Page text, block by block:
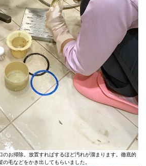
お掃除。放置すればするほど汚れが溜まります。徹底的
の毛などをかき出してもらいました。